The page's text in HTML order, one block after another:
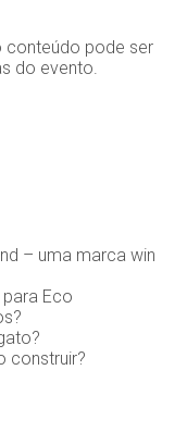
conteúdo pode ser
do evento.
– uma marca win
Eco
construir?